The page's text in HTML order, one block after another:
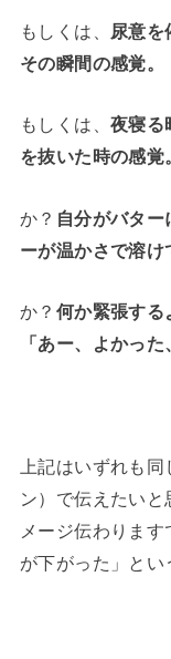
もしくは、
尿意を
その瞬間の感覚。
もしくは、 夜寝る
を抜いた時の感覚
か？ 自分がバタ
ーが温かさで溶け
か？ 何か緊張する
「あー、よかっ
上記はいずれも
ン）で伝えたい
メージ伝わりま
が下がった」とい